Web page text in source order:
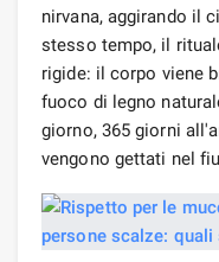
nirvana, aggirando il
stesso tempo, il
rigide: il corpo viene
fuoco di legno
giorno, 365 giorni
vengono gettati nel